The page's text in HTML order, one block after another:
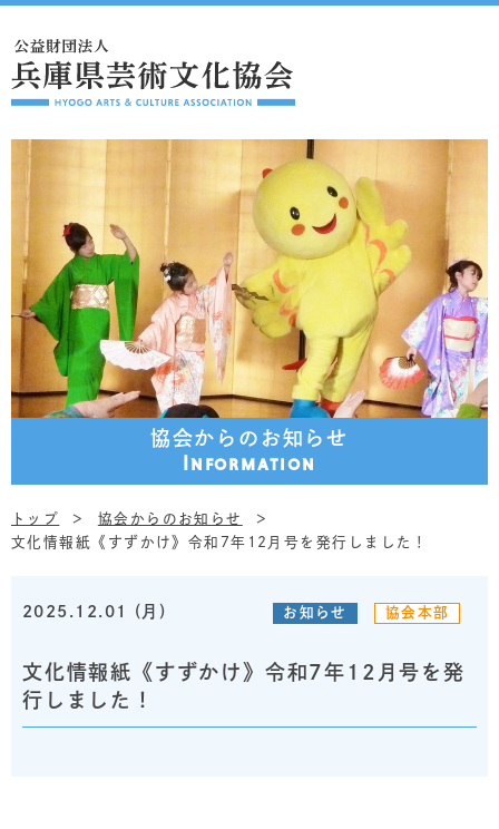
協会からのお知らせ
Information
トップ
協会からのお知らせ
文化情報紙《すずかけ》令和7年12月号を発行しました！
2025.12.01 (月) お知らせ 協会本部
文化情報紙《すずかけ》令和7年12月号を発
行しました！